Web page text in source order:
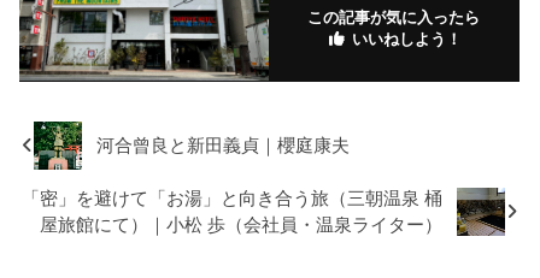
この記事が気に入ったら
いいねしよう！
河合曾良と新田義貞｜櫻庭康夫
「密」を避けて「お湯」と向き合う旅（三朝温泉 桶
屋旅館にて）｜小松 歩（会社員・温泉ライター）